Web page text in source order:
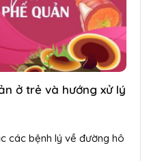
ở trẻ và hướng xử lý
các bệnh lý về đường hô